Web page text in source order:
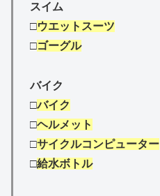
スイム
□ウエットスーツ
□ゴーグル
バイク
□バイク
□ヘルメット
□サイクルコンピューター
□給水ボトル